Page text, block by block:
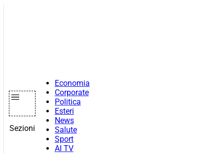
Sezioni
Economia
Corporate
Politica
Esteri
News
Salute
Sport
AI TV